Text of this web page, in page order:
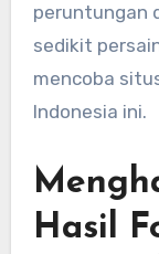
peruntungan
sedikit
mencoba
Indonesia ini.
Hasil